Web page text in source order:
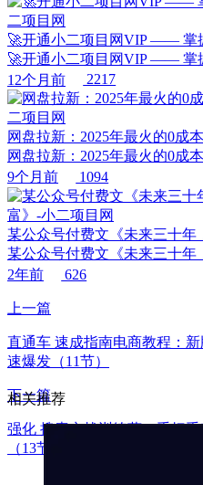
🚀开通小二项目网VIP —— 掌
🚀开通小二项目网VIP —— 掌
12个月前
2217
网盘拉新：2025年最火的0成
网盘拉新：2025年最火的0成
9个月前
1094
某公众号付费文《未来三十年
某公众号付费文《未来三十年
2年前
626
上一篇
直通车 速成指南电商教程：
速爆发（11节）
下一篇
强化 搜索实战训练营，手把
（13节课）
相关推荐